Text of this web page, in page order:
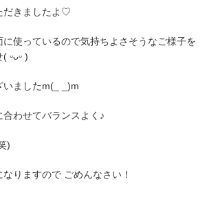
だきましたよ♡
使っているので気持ちよさそうなご様子を
ᵕᴗᵕ )
いましたm(_ _)m
わせてバランスよく♪
)
りますので ごめんなさい！